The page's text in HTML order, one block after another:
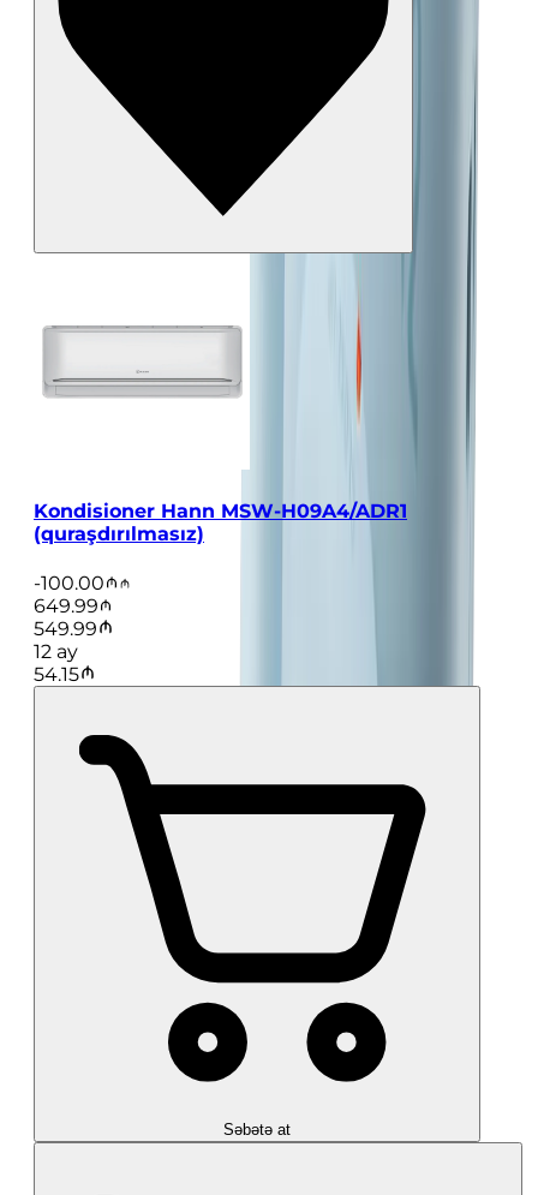
Kondisioner Hann MSW-H09A4/ADR1
(quraşdırılmasız)
-100.00
649.99
549.99
12 ay
54.15
Səbətə at